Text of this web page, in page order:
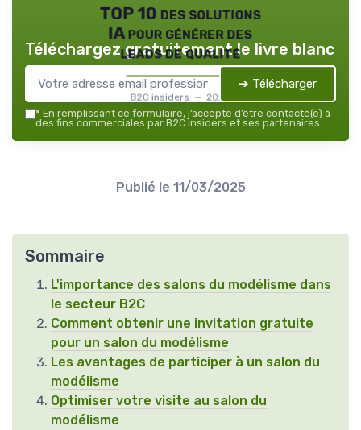
TOP 10 des solutions
IA pour générer des
leads de qualité
B2C insiders — 2026
Téléchargez gratuitement le livre blanc
➔ Télécharger
* En remplissant ce formulaire, j’accepte d’être contacté(e) à
des fins commerciales par B2C insiders et ses partenaires.
Publié le 11/03/2025
Sommaire
L'importance des salons du modélisme dans
le secteur B2C
Comment obtenir une invitation gratuite
pour un salon du modélisme
Les avantages de participer à un salon du
modélisme
Optimiser votre visite au salon du
modélisme